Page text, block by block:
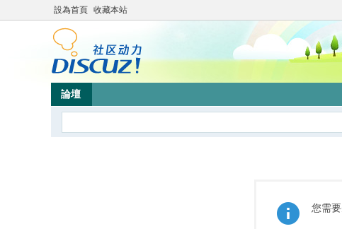
設為首頁 收藏本站
論壇
您需